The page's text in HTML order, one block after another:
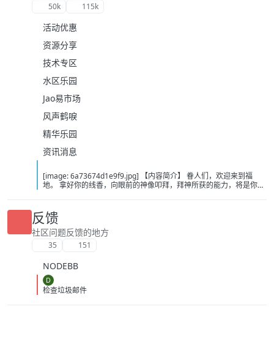
50k 115k
活动优惠
资源分享
技术专区
水区乐园
Jao易市场
风声鹤唳
精华乐园
资讯消息
[image: 6a73674d1e9f9.jpg] 【内容简介】 眷人们，欢迎来到福
地。 拿好你的线香，向眼前的神像叩拜，拜神所获的能力，将是你们
悲剧轮回…… 【作者简介】 作者：幻梦猎人，起点中文网作者，代表
作品：《灾厄收容所》《诡异分解指南》《天灾疯人院》《基因收容
所》等 【下载地址】 百度：
https://pan.baidu.com/s/1CTpsB1_Ju5NwzAhO0MvwZQ?pwd=9a1v
夸克：https://pan.quark.cn/s/ffe07719ebb3?pwd=aUYh 移动：
反馈
社区问题反馈的地方
35 151
NODEBB
D
检查垃圾邮件